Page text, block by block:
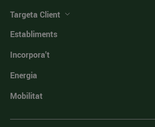
Targeta Client
Establiments
Incorpora't
Energia
Mobilitat